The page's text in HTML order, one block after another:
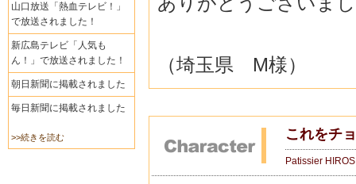
山口放送「熱血テレビ！」
で放送されました！
新広島テレビ「人気も
ん！」で放送されました！
朝日新聞に掲載されました
毎日新聞に掲載されました
>>続きを読む
（埼玉県 M様）
これをチ
Patissier